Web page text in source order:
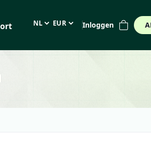
Taal EUR (€) Inloggen